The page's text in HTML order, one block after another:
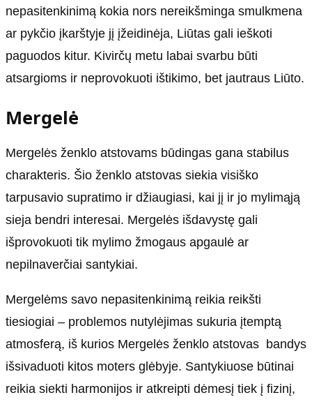
nepasitenkinimą kokia nors nereikšminga smulkmena
ar pykčio įkarštyje jį įžeidinėja, Liūtas gali ieškoti
paguodos kitur. Kivirčų metu labai svarbu būti
atsargioms ir neprovokuoti ištikimo, bet jautraus Liūto.
Mergelė
Mergelės ženklo atstovams būdingas gana stabilus
charakteris. Šio ženklo atstovas siekia visiško
tarpusavio supratimo ir džiaugiasi, kai jį ir jo mylimąją
sieja bendri interesai. Mergelės išdavystę gali
išprovokuoti tik mylimo žmogaus apgaulė ar
nepilnaverčiai santykiai.
Mergelėms savo nepasitenkinimą reikia reikšti
tiesiogiai – problemos nutylėjimas sukuria įtemptą
atmosferą, iš kurios Mergelės ženklo atstovas bandys
išsivaduoti kitos moters glėbyje. Santykiuose būtinai
reikia siekti harmonijos ir atkreipti dėmesį tiek į fizinį,